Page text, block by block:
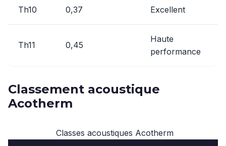
Th10 0,37 Excellent
Th11 0,45
Haute
performance
Classement acoustique
Acotherm
Classes acoustiques Acotherm